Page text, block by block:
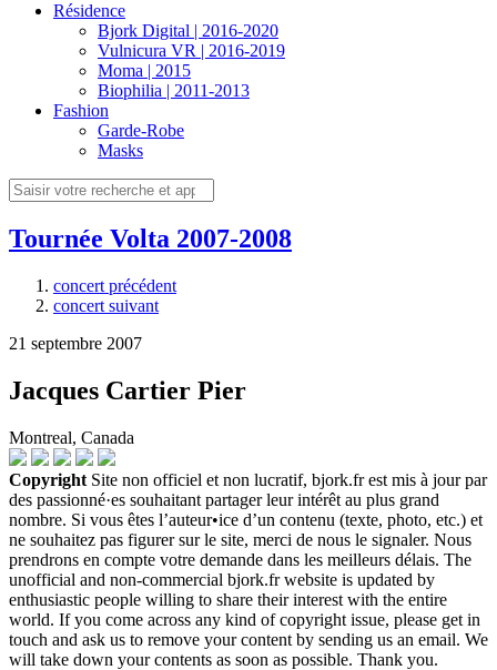
Résidence
Bjork Digital | 2016-2020
Vulnicura VR | 2016-2019
Moma | 2015
Biophilia | 2011-2013
Fashion
Garde-Robe
Masks
Tournée Volta 2007-2008
concert précédent
concert suivant
21 septembre 2007
Jacques Cartier Pier
Montreal, Canada
Copyright Site non officiel et non lucratif, bjork.fr est mis à jour par
des passionné·es souhaitant partager leur intérêt au plus grand
nombre. Si vous êtes l’auteur•ice d’un contenu (texte, photo, etc.) et
ne souhaitez pas figurer sur le site, merci de nous le signaler. Nous
prendrons en compte votre demande dans les meilleurs délais. The
unofficial and non-commercial bjork.fr website is updated by
enthusiastic people willing to share their interest with the entire
world. If you come across any kind of copyright issue, please get in
touch and ask us to remove your content by sending us an email. We
will take down your contents as soon as possible. Thank you.